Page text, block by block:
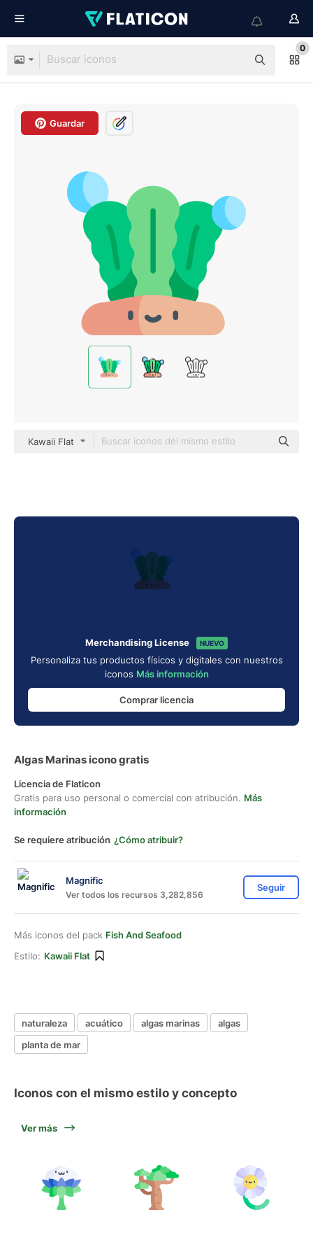
0
Guardar
Kawaii Flat
Merchandising License NUEVO
Personaliza tus productos físicos y digitales con nuestros
iconos Más información
Comprar licencia
Algas Marinas icono gratis
Licencia de Flaticon
Gratis para uso personal o comercial con atribución. Más
información
Se requiere atribución ¿Cómo atribuir?
Magnific
Ver todos los recursos 3,282,856
Seguir
Más iconos del pack Fish And Seafood
Estilo: Kawaii Flat
naturaleza acuático algas marinas
algas
planta de mar
Iconos con el mismo estilo y concepto
Ver más